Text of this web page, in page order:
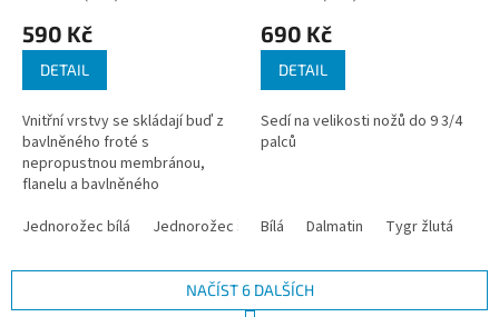
590 Kč
DETAIL
Vnitřní vrstvy se skládají buď z
bavlněného froté s
nepropustnou membránou,
flanelu a bavlněného
aby chránil co nejvíce vaše
Jednorožec bílá Jednorožec šedá Maskáč Hvězdičky
690 Kč
DETAIL
Sedí na velikosti nožů do 9 3/4
palců
Bílá Dalmatin Tygr žlutá
NAČÍST 6 DALŠÍCH